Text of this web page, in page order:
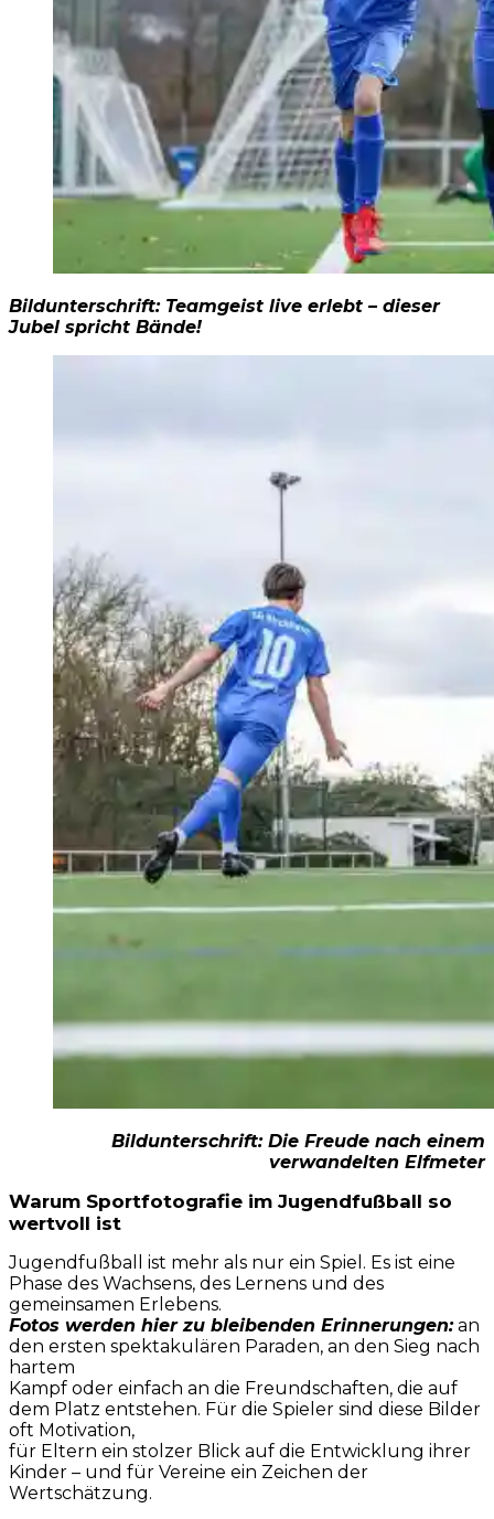
Bildunterschrift: Teamgeist live erlebt – dieser
Jubel spricht Bände!
Bildunterschrift: Die Freude nach einem
verwandelten Elfmeter
Warum Sportfotografie im Jugendfußball so
wertvoll ist
Jugendfußball ist mehr als nur ein Spiel. Es ist eine
Phase des Wachsens, des Lernens und des
gemeinsamen Erlebens.
Fotos werden hier zu bleibenden Erinnerungen:an
den ersten spektakulären Paraden, an den Sieg nach
hartem
Kampf oder einfach an die Freundschaften, die auf
dem Platz entstehen. Für die Spieler sind diese Bilder
oft Motivation,
für Eltern ein stolzer Blick auf die Entwicklung ihrer
Kinder – und für Vereine ein Zeichen der
Wertschätzung.